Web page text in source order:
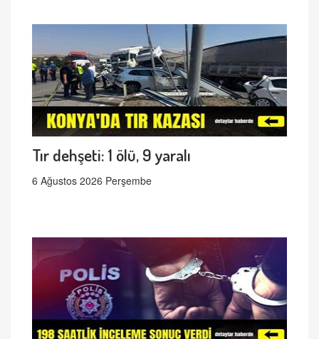
Tır dehşeti: 1 ölü, 9 yaralı
6 Ağustos 2026 Perşembe